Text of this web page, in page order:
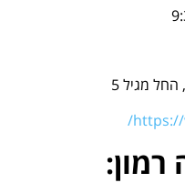
מגיל 5
https://
רמון: